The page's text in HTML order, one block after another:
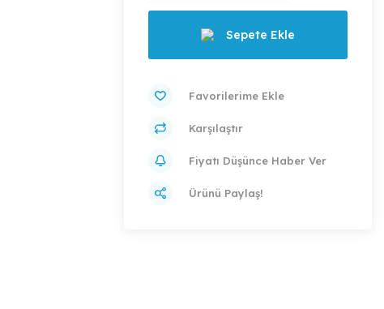
Sepete Ekle
Karşılaştır
Fiyatı Düşünce Haber Ver
Ürünü Paylaş!